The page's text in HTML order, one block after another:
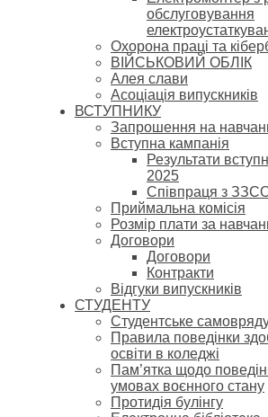
обслуговування
Охорона праці та
ВІЙСЬКОВИЙ ОБЛІК
Алея слави
Асоціація випускників
ВСТУПНИКУ
Запрошення на
Вступна кампанія
Результати
2025
Співпраця з
Приймальна комісія
Розмір плати за
Договори
Договори
Контракти
Відгуки випускників
СТУДЕНТУ
Cтудентське
Правила поведінки
освіти в коледжі
Пам’ятка щодо
умовах воєнного стану
Протидія булінгу